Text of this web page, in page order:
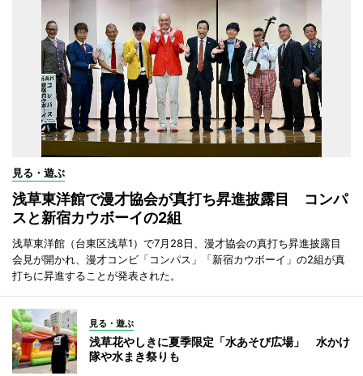
見る・遊ぶ
浅草東洋館で漫才協会が真打ち昇進披露目 コンパ
スと新宿カウボーイの2組
浅草東洋館（台東区浅草1）で7月28日、漫才協会の真打ち昇進披露目
会見が開かれ、漫才コンビ「コンパス」「新宿カウボーイ」の2組が真
打ちに昇進することが発表された。
見る・遊ぶ
浅草花やしきに夏季限定「水あそび広場」 水かけ
隊や水まき祭りも